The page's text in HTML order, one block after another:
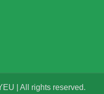
| All rights reserved.